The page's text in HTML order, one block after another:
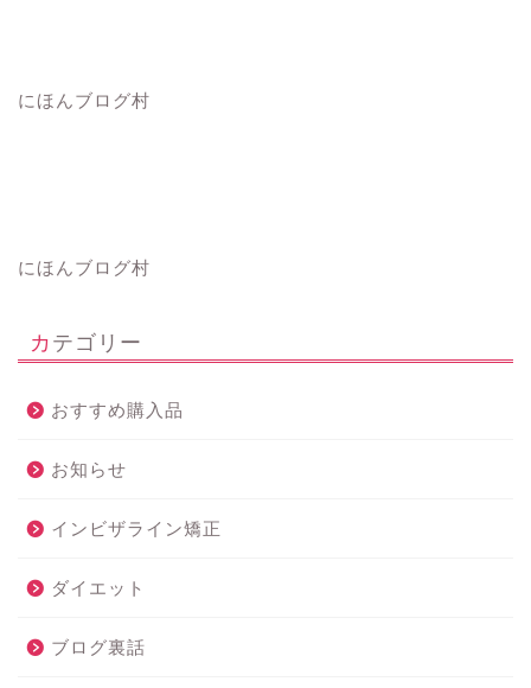
にほんブログ村
にほんブログ村
カテゴリー
おすすめ購入品
お知らせ
インビザライン矯正
ダイエット
ブログ裏話